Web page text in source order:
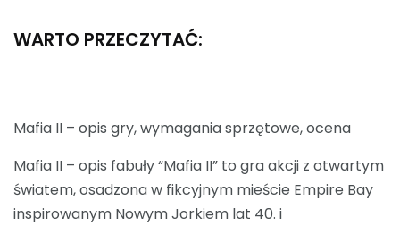
WARTO PRZECZYTAĆ:
Mafia II – opis gry, wymagania sprzętowe, ocena
Mafia II – opis fabuły “Mafia II” to gra akcji z otwartym
światem, osadzona w fikcyjnym mieście Empire Bay
inspirowanym Nowym Jorkiem lat 40. i